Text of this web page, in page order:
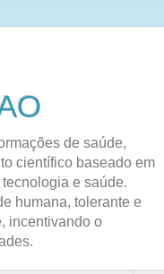
de saúde,
científico baseado em
e saúde.
humana, tolerante e
incentivando o